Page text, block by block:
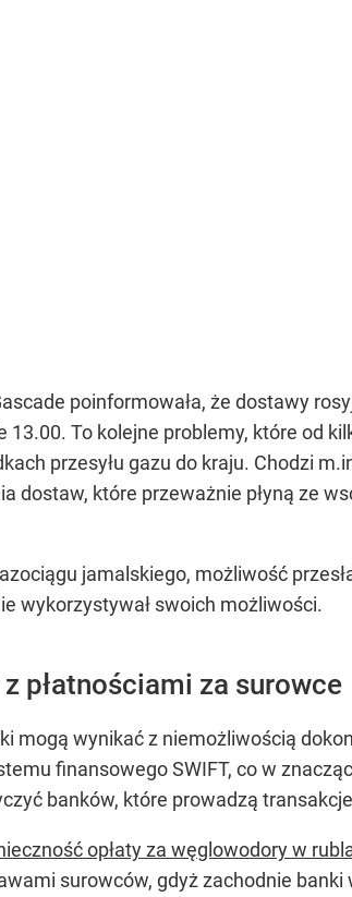
poinformowała, że dostawy
13.00. To kolejne problemy, które od
przesyłu gazu do kraju. Chodzi
dostaw, które przeważnie płyną ze
jamalskiego, możliwość
wykorzystywał swoich możliwości.
płatnościami za surowce
mogą wynikać z niemożliwością
finansowego SWIFT, co w
banków, które prowadzą
opłaty za węglowodory w
surowców, gdyż zachodnie banki